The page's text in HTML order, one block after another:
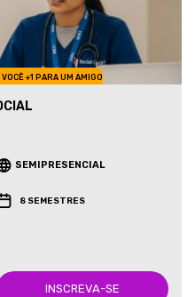
+1 PARA UM AMIGO
SEMIPRESENCIAL
8 SEMESTRES
INSCREVA-SE